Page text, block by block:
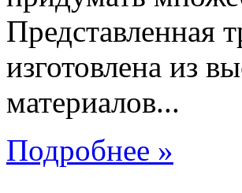
Представленная
изготовлена из
материалов...
Подробнее »